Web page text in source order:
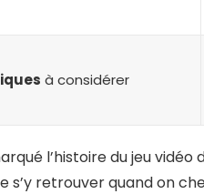
à considérer
l’histoire du jeu vidéo
s’y retrouver quand on